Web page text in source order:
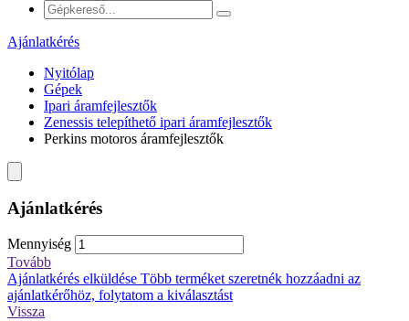
Ajánlatkérés
Nyitólap
Gépek
Ipari áramfejlesztők
Zenessis telepíthető ipari áramfejlesztők
Perkins motoros áramfejlesztők
Ajánlatkérés
Mennyiség
Tovább
Ajánlatkérés elküldése Több terméket szeretnék hozzáadni az
ajánlatkérőhöz, folytatom a kiválasztást
Vissza